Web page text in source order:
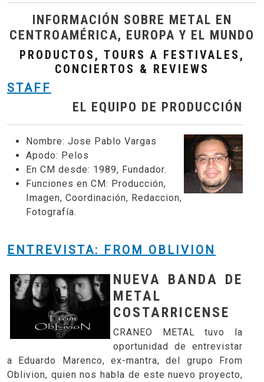
INFORMACIÓN SOBRE METAL EN
CENTROAMÉRICA, EUROPA Y EL MUNDO
PRODUCTOS, TOURS A FESTIVALES,
CONCIERTOS & REVIEWS
STAFF
EL EQUIPO DE PRODUCCIÓN
Nombre: Jose Pablo Vargas
Apodo: Pelos
En CM desde: 1989, Fundador.
Funciones en CM: Producción,
Imagen, Coordinación, Redaccion,
Fotografía.
ENTREVISTA: FROM OBLIVION
NUEVA BANDA DE
METAL
COSTARRICENSE
CRANEO METAL tuvo la
oportunidad de entrevistar
a Eduardo Marenco, ex-mantra, del grupo From
Oblivion, quien nos habla de este nuevo proyecto,